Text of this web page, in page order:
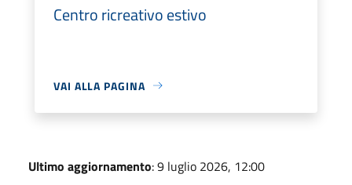
Centro ricreativo estivo
VAI ALLA PAGINA
Ultimo aggiornamento: 9 luglio 2026, 12:00